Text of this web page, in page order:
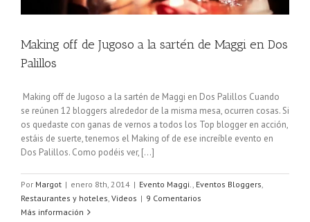
Making off de Jugoso a la sartén de Maggi en Dos
Palillos
Making off de Jugoso a la sartén de Maggi en Dos Palillos Cuando
se reúnen 12 bloggers alrededor de la misma mesa, ocurren cosas. Si
os quedaste con ganas de vernos a todos los Top blogger en acción,
estáis de suerte, tenemos el Making of de ese increíble evento en
Dos Palillos. Como podéis ver, [...]
Por Margot | enero 8th, 2014 | Evento Maggi. Eventos Bloggers
Restaurantes y hoteles Videos | 9 Comentarios
Más información